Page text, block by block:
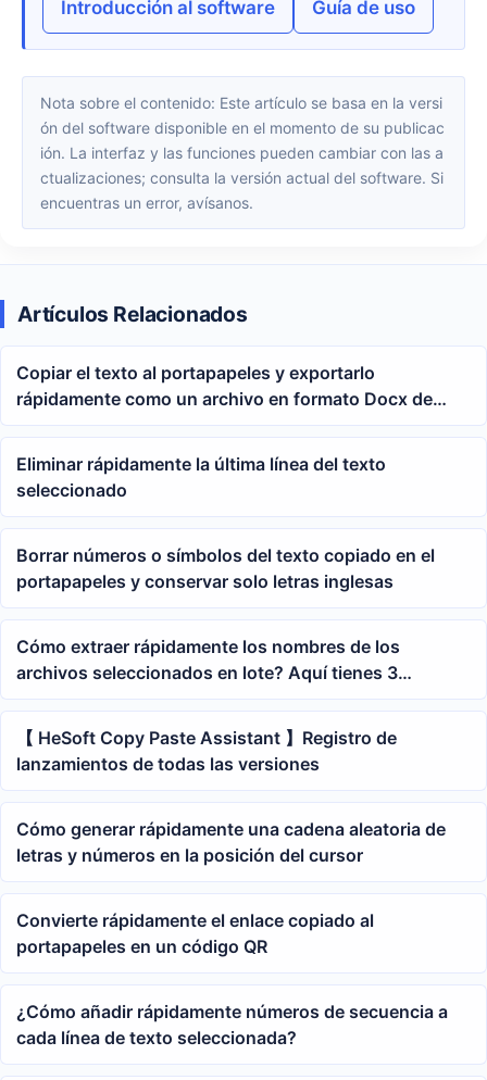
Introducción al software Guía de uso
Nota sobre el contenido: Este artículo se basa en la versi
ón del software disponible en el momento de su publicac
ión. La interfaz y las funciones pueden cambiar con las a
ctualizaciones; consulta la versión actual del software. Si
encuentras un error, avísanos.
Artículos Relacionados
Copiar el texto al portapapeles y exportarlo
rápidamente como un archivo en formato Docx de
Office Word.
Eliminar rápidamente la última línea del texto
seleccionado
Borrar números o símbolos del texto copiado en el
portapapeles y conservar solo letras inglesas
Cómo extraer rápidamente los nombres de los
archivos seleccionados en lote? Aquí tienes 3
consejos prácticos
【 HeSoft Copy Paste Assistant 】Registro de
lanzamientos de todas las versiones
Cómo generar rápidamente una cadena aleatoria de
letras y números en la posición del cursor
Convierte rápidamente el enlace copiado al
portapapeles en un código QR
¿Cómo añadir rápidamente números de secuencia a
cada línea de texto seleccionada?